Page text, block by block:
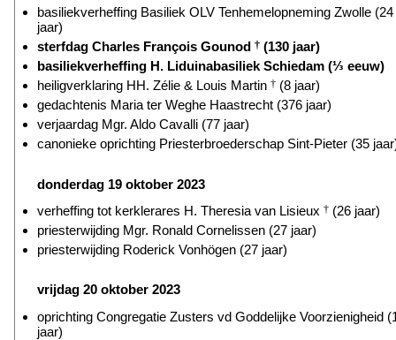
basiliekverheffing Basiliek OLV Tenhemelopneming Zwolle (24
jaar)
sterfdag Charles François Gounod † (130 jaar)
basiliekverheffing H. Liduinabasiliek Schiedam (⅓ eeuw)
heiligverklaring HH. Zélie & Louis Martin † (8 jaar)
gedachtenis Maria ter Weghe Haastrecht (376 jaar)
verjaardag Mgr. Aldo Cavalli (77 jaar)
canonieke oprichting Priesterbroederschap Sint-Pieter (35
donderdag 19 oktober 2023
verheffing tot kerklerares H. Theresia van Lisieux † (26 jaar)
priesterwijding Mgr. Ronald Cornelissen (27 jaar)
priesterwijding Roderick Vonhögen (27 jaar)
vrijdag 20 oktober 2023
oprichting Congregatie Zusters vd Goddelijke Voorzienigheid
jaar)